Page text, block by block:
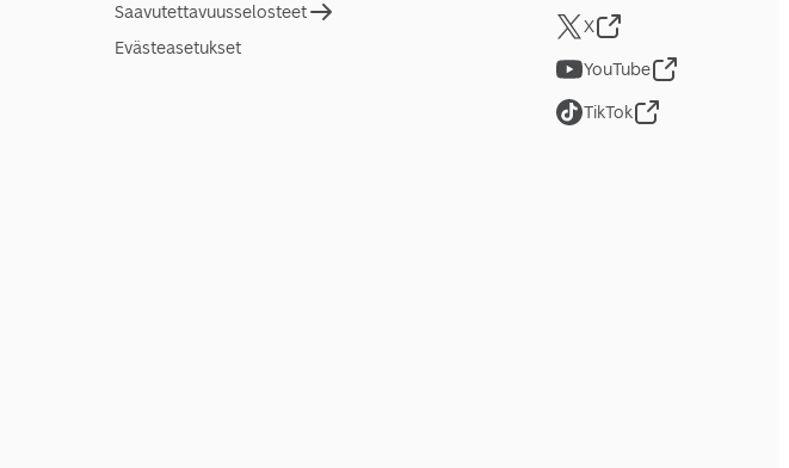
Saavutettavuusselosteet
Evästeasetukset
X
YouTube
TikTok